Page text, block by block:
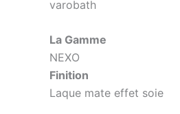
varobath
La Gamme
NEXO
Finition
Laque mate effet soie